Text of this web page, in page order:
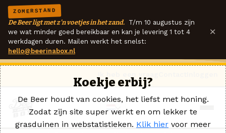
ZOMERSTAND
De Beer ligt met z'n voetjes in het zand. T/m 10 augustus zijn
we wat minder goed bereikbaar en kan je levering 1 tot 4
werkdagen duren. Mailen werkt het snelst:
hello@beerinabox.nl
×
Koekje erbij?
De Beer houdt van cookies, het liefst met honing.
Zodat zijn site super werkt en om lekker te
grasduinen in webstatistieken. Klik hier voor meer